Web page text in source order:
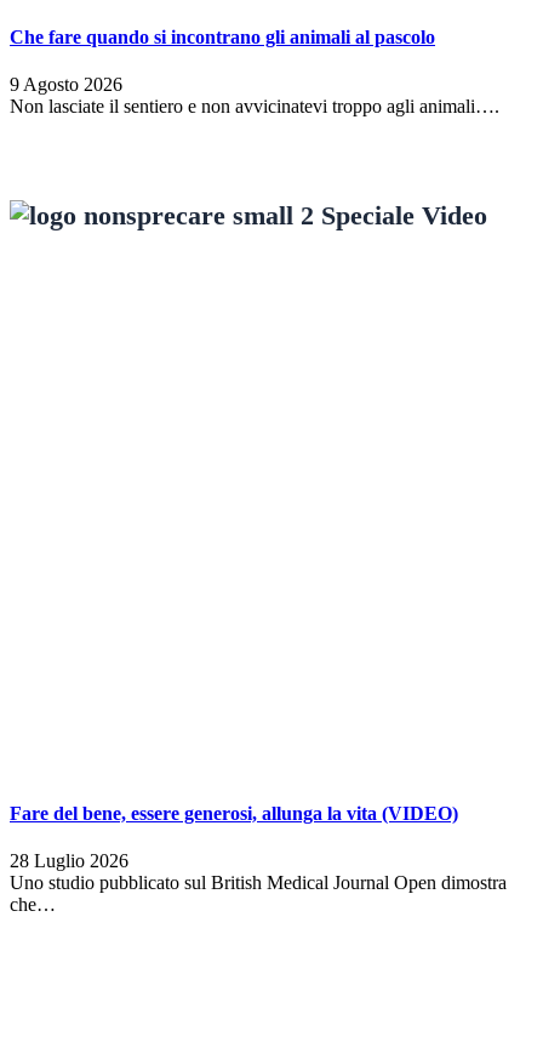
Che fare quando si incontrano gli animali al pascolo
9 Agosto 2026
Non lasciate il sentiero e non avvicinatevi troppo agli animali….
Speciale Video
Fare del bene, essere generosi, allunga la vita (VIDEO)
28 Luglio 2026
Uno studio pubblicato sul British Medical Journal Open dimostra
che…